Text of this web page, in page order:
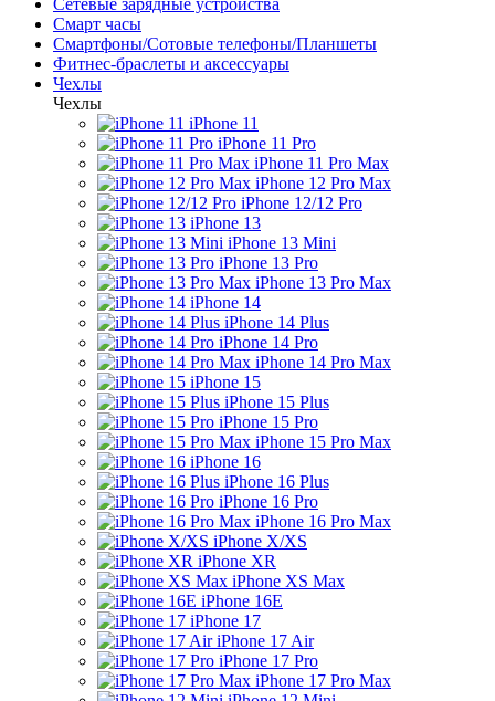
Сетевые зарядные устройства
Смарт часы
Смартфоны/Сотовые телефоны/Планшеты
Фитнес-браслеты и аксессуары
Чехлы
Чехлы
iPhone 11
iPhone 11 Pro
iPhone 11 Pro Max
iPhone 12 Pro Max
iPhone 12/12 Pro
iPhone 13
iPhone 13 Mini
iPhone 13 Pro
iPhone 13 Pro Max
iPhone 14
iPhone 14 Plus
iPhone 14 Pro
iPhone 14 Pro Max
iPhone 15
iPhone 15 Plus
iPhone 15 Pro
iPhone 15 Pro Max
iPhone 16
iPhone 16 Plus
iPhone 16 Pro
iPhone 16 Pro Max
iPhone X/XS
iPhone XR
iPhone XS Max
iPhone 16E
iPhone 17
iPhone 17 Air
iPhone 17 Pro
iPhone 17 Pro Max